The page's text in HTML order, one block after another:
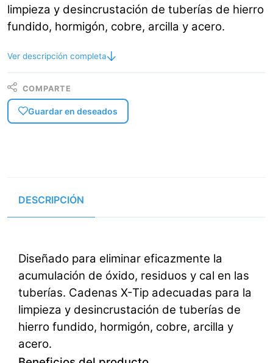
limpieza y desincrustación de tuberías de hierro
fundido, hormigón, cobre, arcilla y acero.
Ver descripción completa
COMPARTE
Guardar en deseados
DESCRIPCIÓN
Diseñado para eliminar eficazmente la
acumulación de óxido, residuos y cal en las
tuberías. Cadenas X-Tip adecuadas para la
limpieza y desincrustación de tuberías de
hierro fundido, hormigón, cobre, arcilla y
acero.